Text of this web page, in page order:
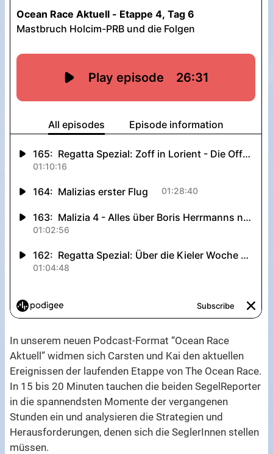
In unserem neuen Podcast-Format “Ocean Race
Aktuell” widmen sich Carsten und Kai den aktuellen
Ereignissen der laufenden Etappe von The Ocean Race.
In 15 bis 20 Minuten tauchen die beiden SegelReporter
in die spannendsten Momente der vergangenen
Stunden ein und analysieren die Strategien und
Herausforderungen, denen sich die SeglerInnen stellen
müssen.